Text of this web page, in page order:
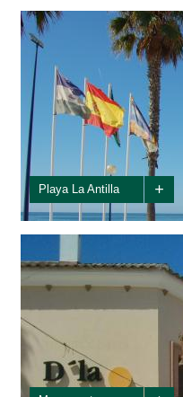
RESTAURACION
Playa La Antilla +
Es el núcleo turístico de Lepe
por excelencia. Su despegue
tuvo lugar con el boom turístico